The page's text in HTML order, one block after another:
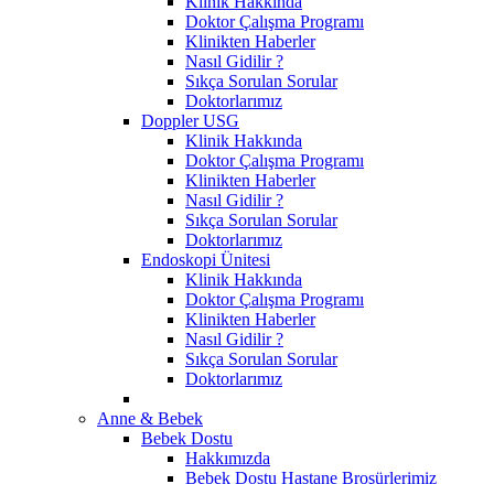
Doktor Çalışma Programı
Klinikten Haberler
Nasıl Gidilir ?
Sıkça Sorulan Sorular
Doktorlarımız
Doppler USG
Klinik Hakkında
Doktor Çalışma Programı
Klinikten Haberler
Nasıl Gidilir ?
Sıkça Sorulan Sorular
Doktorlarımız
Endoskopi Ünitesi
Klinik Hakkında
Doktor Çalışma Programı
Klinikten Haberler
Nasıl Gidilir ?
Sıkça Sorulan Sorular
Doktorlarımız
Anne & Bebek
Bebek Dostu
Hakkımızda
Bebek Dostu Hastane Broşürlerimiz